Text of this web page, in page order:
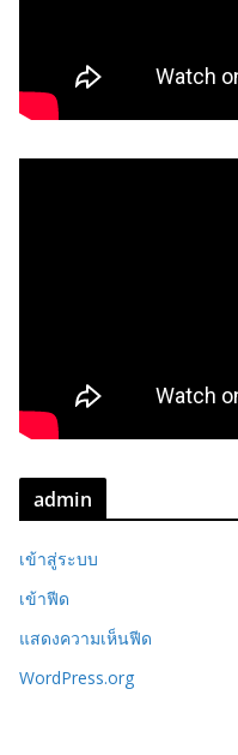
admin
เข้าสู่ระบบ
เข้าฟีด
แสดงความเห็นฟีด
WordPress.org